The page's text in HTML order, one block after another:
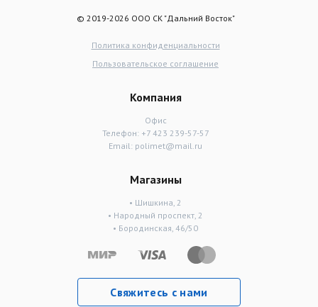
© 2019-2026 ООО СК "Дальний Восток"
Политика конфиденциальности
Пользовательское соглашение
Компания
Офис
Телефон: +7 423 239-57-57
Email: polimet@mail.ru
Магазины
• Шишкина, 2
• Народный проспект, 2
• Бородинская, 46/50
Свяжитесь с нами